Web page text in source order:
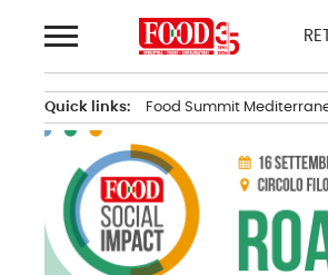
al
Quick links: Food Summit